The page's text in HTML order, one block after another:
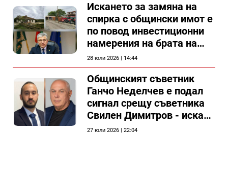
Искането за замяна на
спирка с общински имот е
по повод инвестиционни
намерения на брата на
председателя на
Общински съвет Силистра
28 юли 2026 | 14:44
Общинският съветник
Ганчо Неделчев е подал
сигнал срещу съветника
Свилен Димитров - иска
етичната комисия на
27 юли 2026 | 22:04